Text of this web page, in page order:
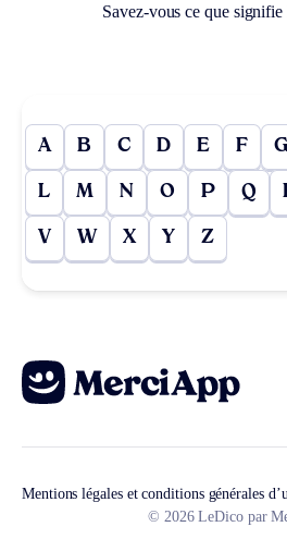
Savez-vous ce que
A B C D E F G
L M N O P Q
V W X Y Z
Mentions légales et conditions générales
© 2026 LeDico par